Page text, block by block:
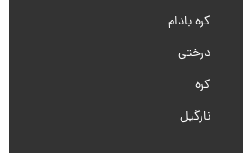
کره بادام
درختی
کره
نارگیل